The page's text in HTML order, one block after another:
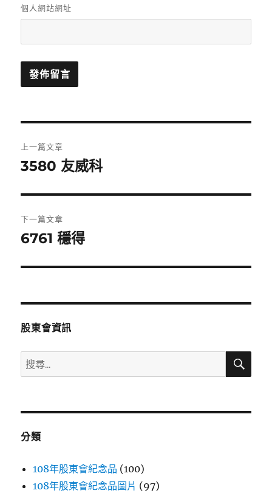
個人網站網址
章
覽
上一篇文章
上
篇
文
章:
3580 友威科
下一篇文章
下
篇
章:
6761 穩得
股東會資訊
搜
尋
鍵
搜
分類
108年股東會紀念品 (100)
108年股東會紀念品圖片 (97)